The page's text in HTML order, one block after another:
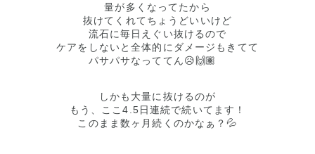
量が多くなってたから
抜けてくれてちょうどいいけど
流石に毎日えぐい抜けるので
ケアをしないと全体的にダメージもきてて
パサパサなっててん😥🙌🏽
しかも大量に抜けるのが
もう、ここ4.5日連続で続いてます！
このまま数ヶ月続くのかなぁ？💦